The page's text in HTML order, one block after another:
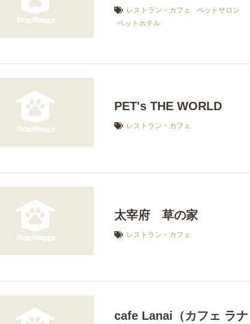
レストラン・カフェ
ペットサロン
ペットホテル
PET's THE WORLD
レストラン・カフェ
太宰府 草の家
レストラン・カフェ
cafe Lanai（カフェ ラナ